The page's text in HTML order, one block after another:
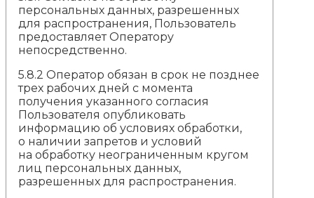
персональных данных, разрешенных
для распространения, Пользователь
предоставляет Оператору
непосредственно.
5.8.2 Оператор обязан в срок не позднее
трех рабочих дней с момента
получения указанного согласия
Пользователя опубликовать
информацию об условиях обработки,
о наличии запретов и условий
на обработку неограниченным кругом
лиц персональных данных,
разрешенных для распространения.